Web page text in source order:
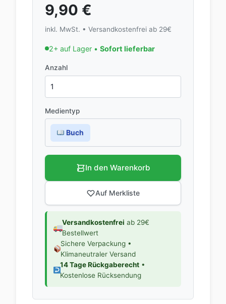
9,90 €
inkl. MwSt. • Versandkostenfrei ab 29€
2+ auf Lager • Sofort lieferbar
Anzahl
Medientyp
Buch
In den Warenkorb
Auf Merkliste
Versandkostenfrei ab 29€
Bestellwert
Sichere Verpackung •
Klimaneutraler Versand
14 Tage Rückgaberecht•
Kostenlose Rücksendung